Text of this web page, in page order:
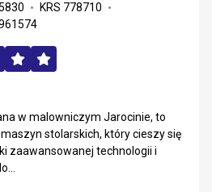
KRS 778710
w malowniczym Jarocinie, to
stolarskich, który cieszy się
zaawansowanej technologii i